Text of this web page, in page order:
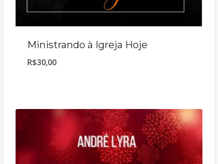
Ministrando à Igreja Hoje
R$30,00